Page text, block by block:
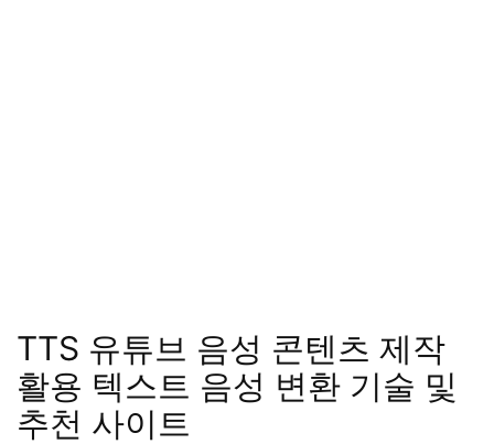
TTS 유튜브 음성 콘텐츠 제작
활용 텍스트 음성 변환 기술 및
추천 사이트